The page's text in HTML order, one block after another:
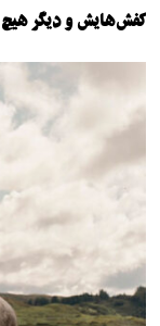
کفش‌هایش و دیگر هیچ